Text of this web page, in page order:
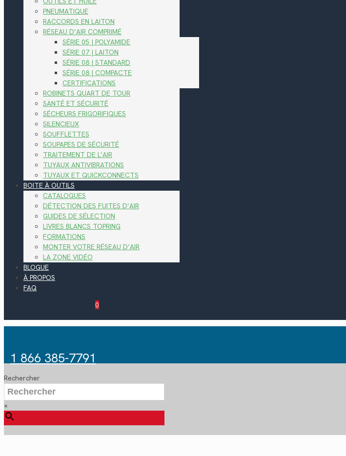
PNEUMATIQUE
RACCORDS EN LAITON
RÉSEAU D’AIR COMPRIMÉ
SÉRIE 05 | POLYAMIDE
SÉRIE 07 | LAITON
SÉRIE 08 | STANDARD
SÉRIE 08 | COMPACTE
CERTIFICATIONS
ROBINETS QUART DE TOUR
SANTÉ ET SÉCURITÉ
SÉCHEURS FRIGORIFIQUES
SILENCIEUX
SOUFFLETTES
SOUPAPES DE SÉCURITÉ
TRAITEMENT DE L’AIR
TUYAUX ANTIVIBRATIONS
TUYAUX ET QUICKCONNECTS
BOITE À OUTILS
CATALOGUES
DÉTECTION DES FUITES D’AIR
GUIDES DE SÉLECTION
LIVRES BLANCS TOPRING
FORMATIONS
MONTER VOTRE RÉSEAU D’AIR
LA ZONE VIDÉO
BLOGUE
À PROPOS
FAQ
0
1 866 385-7791
Rechercher
×